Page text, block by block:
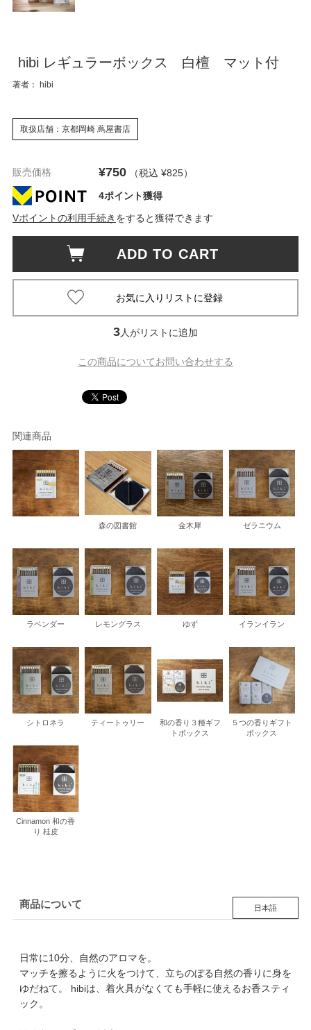
hibi レギュラーボックス 白檀 マット付
著者： hibi
取扱店舗：京都岡崎 蔦屋書店
販売価格 ¥750 （税込 ¥825）
4ポイント獲得
Vポイントの利用手続き をすると獲得できます
ADD TO CART
3人がリストに追加
この商品についてお問い合わせする
関連商品
森の図書館 金木犀 ゼラニウム
ラベンダー レモングラス ゆず イランイラン
シトロネラ ティートゥリー
和の香り３種ギフ
トボックス
５つの香りギフト
ボックス
Cinnamon 和の香
り 桂皮
商品について 日本語
日常に10分、自然のアロマを。
マッチを擦るように火をつけて、立ちのぼる自然の香りに身を
ゆだねて。 hibiは、着火具がなくても手軽に使えるお香スティ
ック。